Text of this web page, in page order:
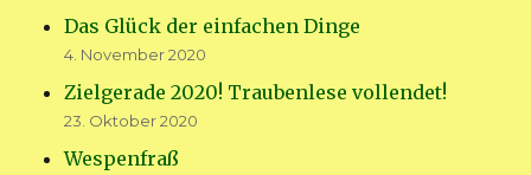
Das Glück der einfachen Dinge
4. November 2020
Zielgerade 2020! Traubenlese vollendet!
23. Oktober 2020
Wespenfraß